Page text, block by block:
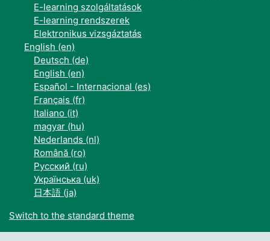
E-learning szolgáltatások
E-learning rendszerek
Elektronikus vizsgáztatás
English ‎(en)‎
Deutsch ‎(de)‎
English ‎(en)‎
Español - Internacional ‎(es)‎
Français ‎(fr)‎
Italiano ‎(it)‎
magyar ‎(hu)‎
Nederlands ‎(nl)‎
Română ‎(ro)‎
Русский ‎(ru)‎
Українська ‎(uk)‎
日本語 ‎(ja)‎
Switch to the standard theme